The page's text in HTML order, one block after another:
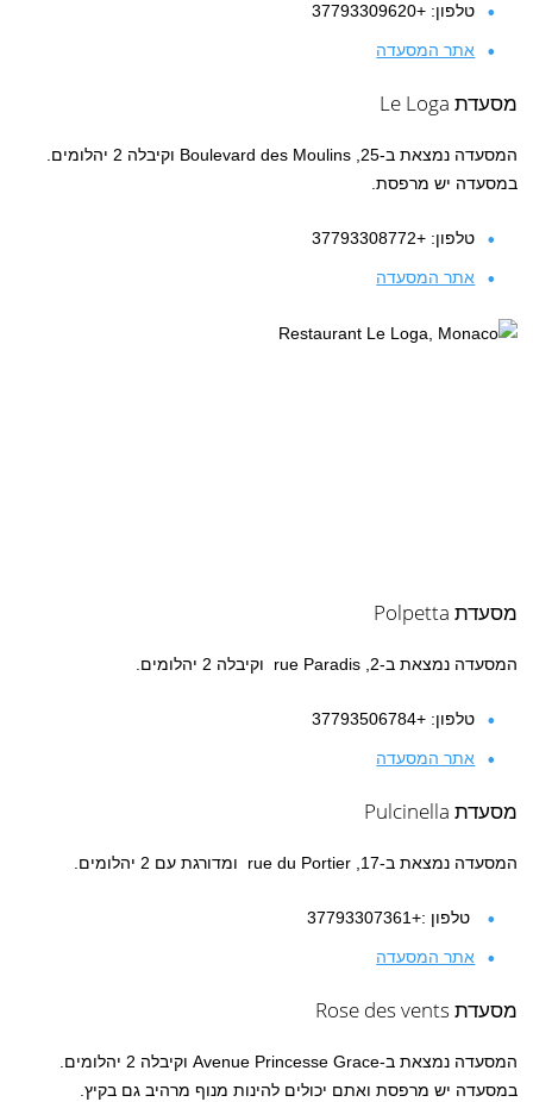
טלפון: +37793309620
אתר המסעדה
מסעדת Le Loga
המסעדה נמצאת ב-25, Boulevard des Moulins וקיבלה 2 יהלומים.
במסעדה יש מרפסת.
טלפון: +37793308772
אתר המסעדה
מסעדת Polpetta
המסעדה נמצאת ב-2, rue Paradis וקיבלה 2 יהלומים.
טלפון: +37793506784
אתר המסעדה
מסעדת Pulcinella
המסעדה נמצאת ב-17, rue du Portier ומדורגת עם 2 יהלומים.
טלפון :+37793307361
אתר המסעדה
מסעדת Rose des vents
המסעדה נמצאת ב-Avenue Princesse Grace וקיבלה 2 יהלומים.
במסעדה יש מרפסת ואתם יכולים להינות מנוף מרהיב גם בקיץ.